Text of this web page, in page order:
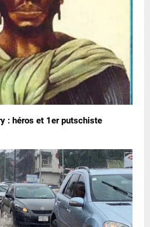
: héros et 1er putschiste